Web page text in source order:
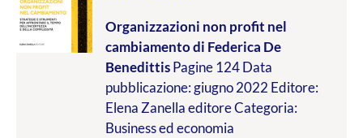
prezzo:
da
€9.99
a
€17.00
Organizzazioni non profit nel
cambiamentodi Federica De
BenedittisPagine 124 Data
pubblicazione: giugno 2022 Editore:
Elena Zanella editore Categoria:
Business ed economia